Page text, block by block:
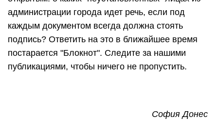
администрации города идет речь, если под
каждым документом всегда должна стоять
подпись? Ответить на это в ближайшее время
постарается "Блокнот". Следите за нашими
публикациями, чтобы ничего не пропустить.
София Донес